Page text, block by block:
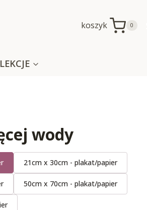
koszyk 0
wody
21cm x 30cm - plakat/papier
50cm x 70cm - plakat/papier